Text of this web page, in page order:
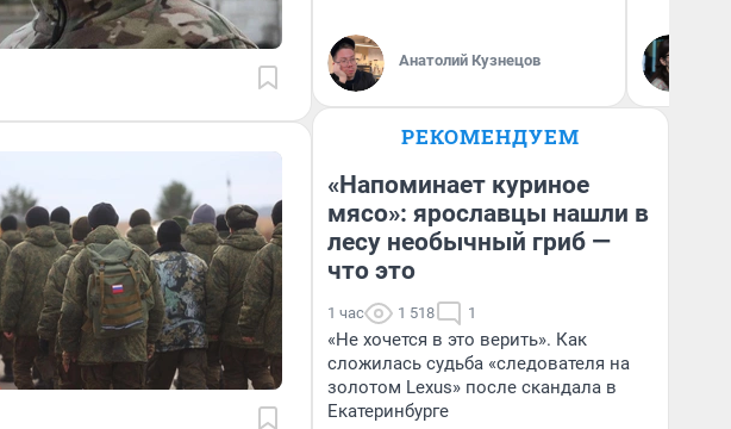
Анатолий Кузнецов
РЕКОМЕНДУЕМ
«Напоминает куриное
мясо»: ярославцы нашли в
лесу необычный гриб —
что это
1 час 1 518 1
«Не хочется в это верить». Как
сложилась судьба «следователя на
золотом Lexus» после скандала в
Екатеринбурге